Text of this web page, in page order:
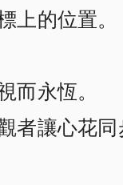
上的位置。
而永恆。
者讓心花